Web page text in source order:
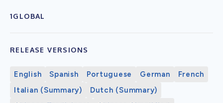
1GLOBAL
RELEASE VERSIONS
English Spanish Portuguese German
French
Italian (Summary)
Dutch (Summary)